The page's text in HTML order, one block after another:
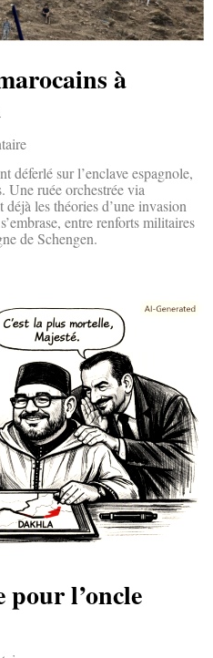
à
déferlé sur l’enclave espagnole,
Une ruée orchestrée via
les théories d’une invasion
entre renforts militaires
de Schengen.
l’oncle